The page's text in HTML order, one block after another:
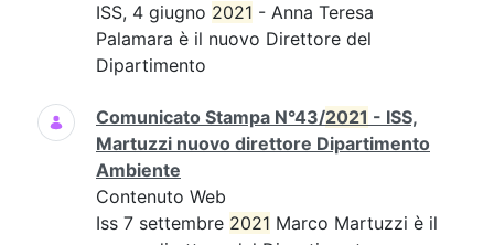
ISS, 4 giugno 2021 - Anna Teresa
Palamara è il nuovo Direttore del
Dipartimento
Comunicato Stampa N°43/2021 - ISS,
Martuzzi nuovo direttore Dipartimento
Ambiente
Contenuto Web
Iss 7 settembre 2021 Marco Martuzzi è il